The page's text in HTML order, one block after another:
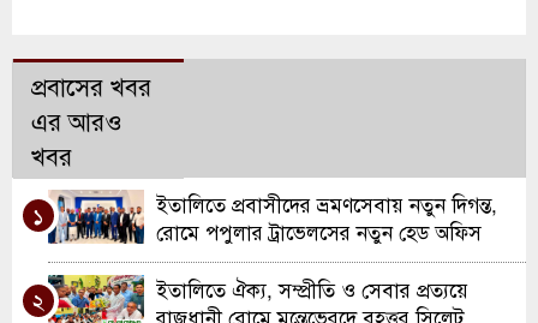
প্রবাসের খবর
এর আরও
খবর
১
ইতালিতে প্রবাসীদের ভ্রমণসেবায় নতুন দিগন্ত,
রোমে পপুলার ট্রাভেলসের নতুন হেড অফিস
উদ্বোধন
২
ইতালিতে ঐক্য, সম্প্রীতি ও সেবার প্রত্যয়ে
রাজধানী রোমে মন্তেভেরদে বৃহত্তর সিলেট